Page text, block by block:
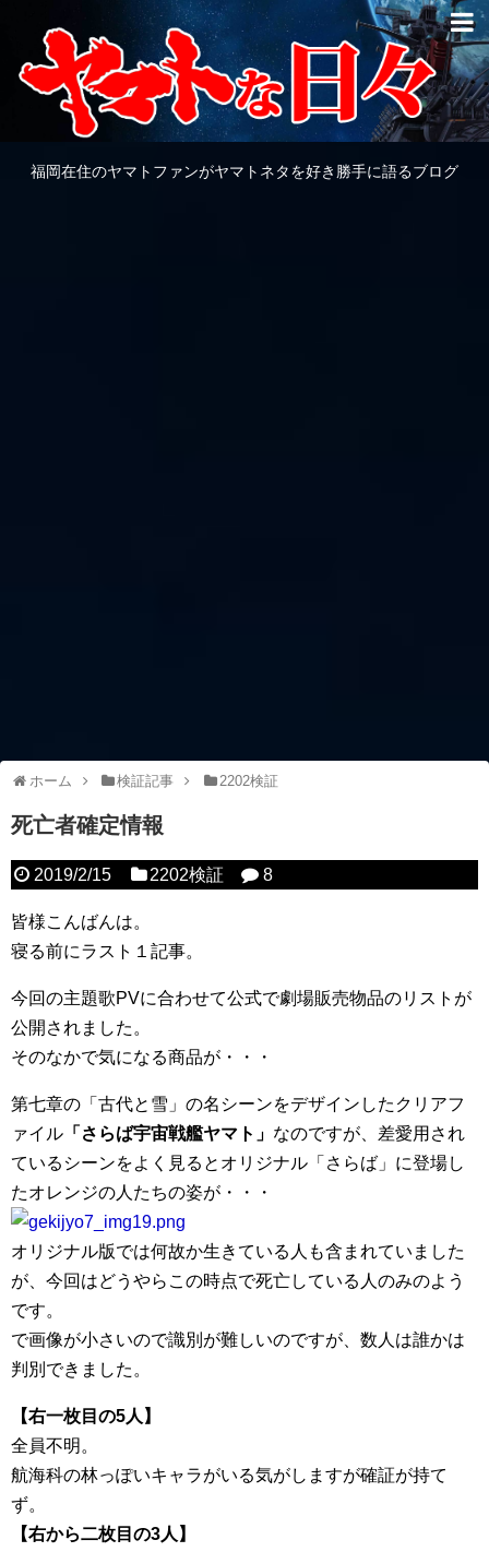
福岡在住のヤマトファンがヤマトネタを好き勝手に語るブログ
ホーム 検証記事 2202検証
死亡者確定情報
2019/2/15 2202検証 8
皆様こんばんは。
寝る前にラスト１記事。
今回の主題歌PVに合わせて公式で劇場販売物品のリストが
公開されました。
そのなかで気になる商品が・・・
第七章の「古代と雪」の名シーンをデザインしたクリアフ
ァイル 「さらば宇宙戦艦ヤマト」 なのですが、差愛用され
ているシーンをよく見るとオリジナル「さらば」に登場し
たオレンジの人たちの姿が・・・
オリジナル版では何故か生きている人も含まれていました
が、今回はどうやらこの時点で死亡している人のみのよう
です。
で画像が小さいので識別が難しいのですが、数人は誰かは
判別できました。
【右一枚目の5人】
全員不明。
航海科の林っぽいキャラがいる気がしますが確証が持て
ず。
【右から二枚目の3人】